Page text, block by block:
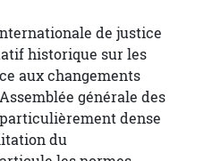
de justice
historique sur les
aux changements
générale des
dense
du